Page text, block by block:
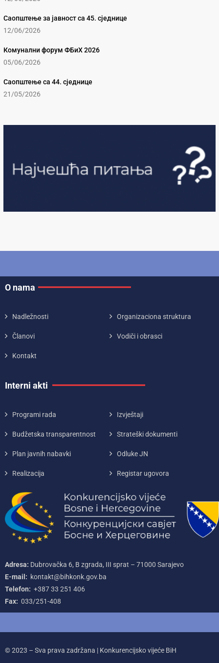
Саопштење за јавност са 45. сједнице
12/06/2026
Комунални форум ФБиХ 2026
05/06/2026
Саопштење са 44. сједнице
21/05/2026
O nama
Nadležnosti Organizaciona struktura
Članovi Vodiči i obrasci
Kontakt
Interni akti
Programi rada Izvještaji
Budžetska transparentnost Strateški dokumenti
Plan javnih nabavki Odluke JN
Realizacija Registar ugovora
Adresa: Dubrovačka 6, B zgrada, III sprat – 71000‌ Sarajevo
E-mail: kontakt@bihkonk.gov.ba
Telefon: +387‌ 33‌ 251‌ 406
Fax: 033/251-408
© 2023 – Sva prava zadržana | Konkurencijsko vijeće BiH